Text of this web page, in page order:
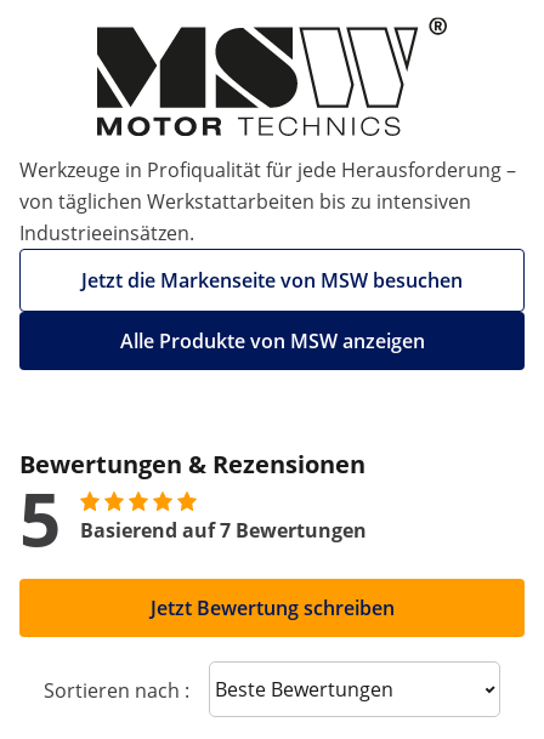
Werkzeuge in Profiqualität für jede Herausforderung –
von täglichen Werkstattarbeiten bis zu intensiven
Industrieeinsätzen.
Jetzt die Markenseite von MSW besuchen
Alle Produkte von MSW anzeigen
Bewertungen & Rezensionen
5 Basierend auf 7 Bewertungen
Jetzt Bewertung schreiben
Sortieren nach : Sort reviews